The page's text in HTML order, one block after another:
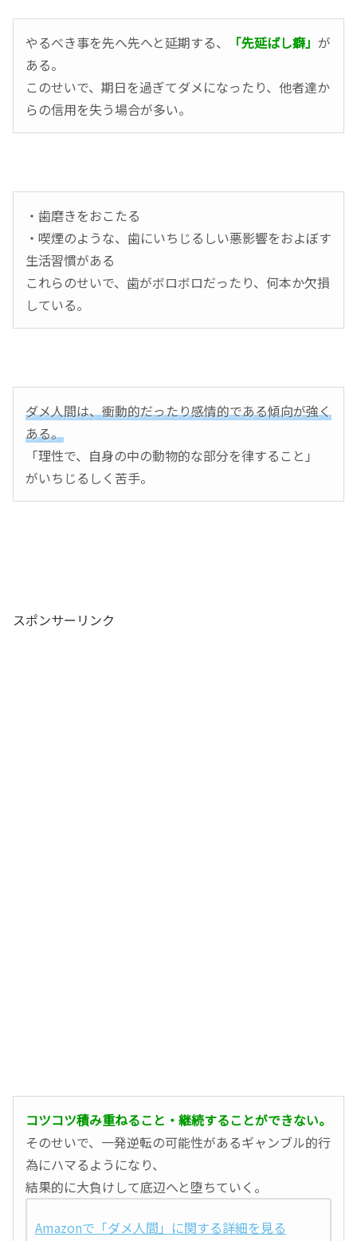
やるべき事を先へ先へと延期する、 「先延ばし癖」 が
ある。
このせいで、期日を過ぎてダメになったり、他者達か
らの信用を失う場合が多い。
・歯磨きをおこたる
・喫煙のような、歯にいちじるしい悪影響をおよぼす
生活習慣がある
これらのせいで、歯がボロボロだったり、何本か欠損
している。
ダメ人間は、衝動的だったり感情的である傾向が強く
ある。
「理性で、自身の中の動物的な部分を律すること」
がいちじるしく苦手。
スポンサーリンク
コツコツ積み重ねること・継続することができない。
そのせいで、一発逆転の可能性があるギャンブル的行
為にハマるようになり、
結果的に大負けして底辺へと堕ちていく。
Amazonで「ダメ人間」に関する詳細を見る